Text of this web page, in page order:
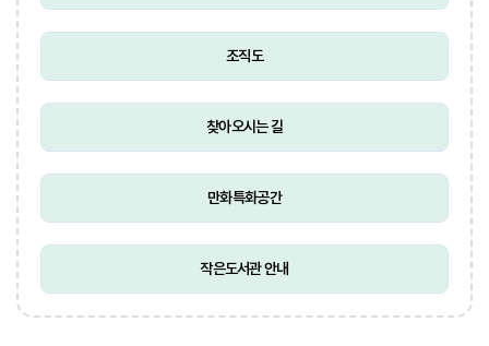
조직도
찾아오시는 길
만화특화공간
작은도서관 안내